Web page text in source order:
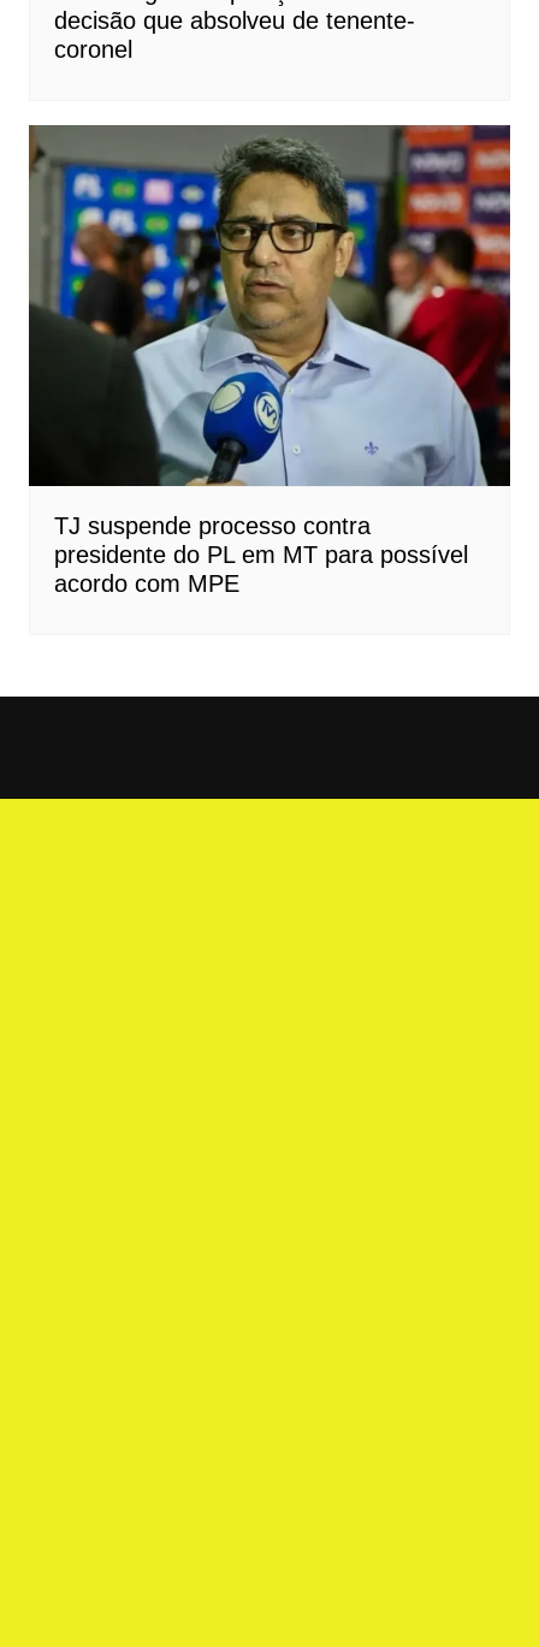
decisão que absolveu de tenente-
coronel
TJ suspende processo contra
presidente do PL em MT para possível
acordo com MPE